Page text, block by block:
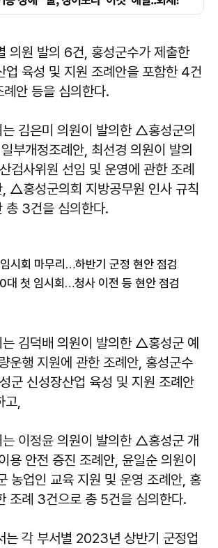
의원 발의 6건, 홍성군수가 제출한
업 육성 및 지원 조례안을 포함한 4건
안 등을 심의한다.
김은미 의원이 발의한 △홍성군의
부개정조례안, 최선경 의원이 발의
검사위원 선임 및 운영에 관한 조례
, △홍성군의회 지방공무원 인사 규칙
총 3건을 심의한다.
시회 마무리…하반기 군정 현안 점검
대 첫 임시회…청사 이전 등 현안 점검
김덕배 의원이 발의한 △홍성군 예
운행 지원에 관한 조례안, 홍성군수
군 신성장산업 육성 및 지원 조례안
고,
이정윤 의원이 발의한 △홍성군 개
용 안전 증진 조례안, 윤일순 의원이
농업인 교육 지원 및 운영 조례안, 홍
조례 3건으로 총 5건을 심의한다.
는 각 부서별 2023년 상반기 군정업